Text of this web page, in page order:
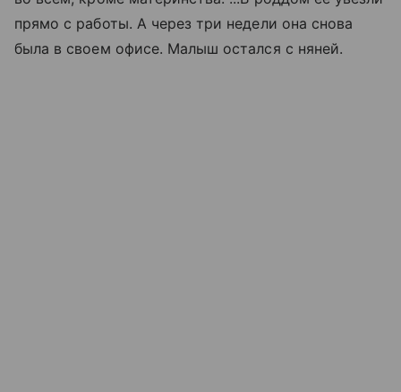
прямо с работы. А через три недели она снова
была в своем офисе. Малыш остался с няней.